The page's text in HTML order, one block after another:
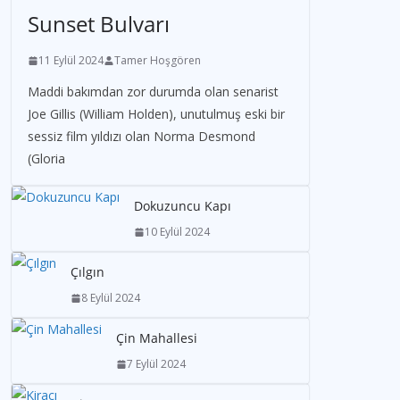
Sunset Bulvarı
11 Eylül 2024 Tamer Hoşgören
Maddi bakımdan zor durumda olan senarist
Joe Gillis (William Holden), unutulmuş eski bir
sessiz film yıldızı olan Norma Desmond
(Gloria
Dokuzuncu Kapı
10 Eylül 2024
Çılgın
8 Eylül 2024
Çin Mahallesi
7 Eylül 2024